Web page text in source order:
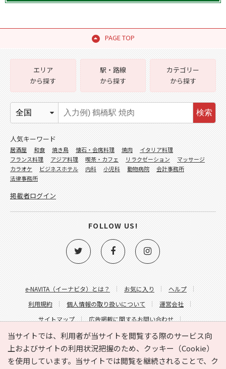
PAGE TOP
当サイトでは、利用者が当サイトを閲覧する際のサービス向
上およびサイトの利用状況把握のため、クッキー（Cookie）
を使用しています。当サイトでは閲覧を継続されることで、ク
e-NAVITA（イーナビタ）とは？ お気に入り
ヘルプ
利用規約
個人情報の取り扱いについて
運営会社
サイトマップ
広告掲載に関するお問い合わせ
サイトの内容に関するお問い合わせ
エリア
から探す
駅・路線
から探す
カテゴリー
から探す
検索
人気キーワード
居酒屋 和食 焼き鳥 懐石・会席料理 焼肉
イタリア料理
フランス料理
アジア料理 喫茶・カフェ リラクゼーション
マッサージ
カラオケ
ビジネスホテル 内科 小児科 動物病院
会計事務所
法律事務所
掲載者ログイン
FOLLOW US!